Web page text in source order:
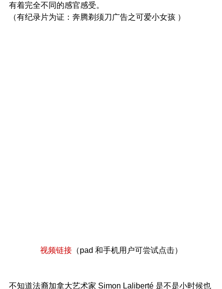
有着完全不同的感官感受。
（有纪录片为证：奔腾剃须刀广告之可爱小女孩 ）
视频链接（pad 和手机用户可尝试点击）
不知道法裔加拿大艺术家 Simon Laliberté 是不是小时候也